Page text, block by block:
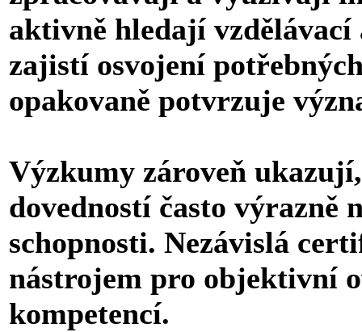
aktivně hledají
zajistí osvojení
opakovaně potvrzuje
Výzkumy zároveň
dovedností často výrazně
schopnosti. Nezávislá
nástrojem pro objektivní
kompetencí.